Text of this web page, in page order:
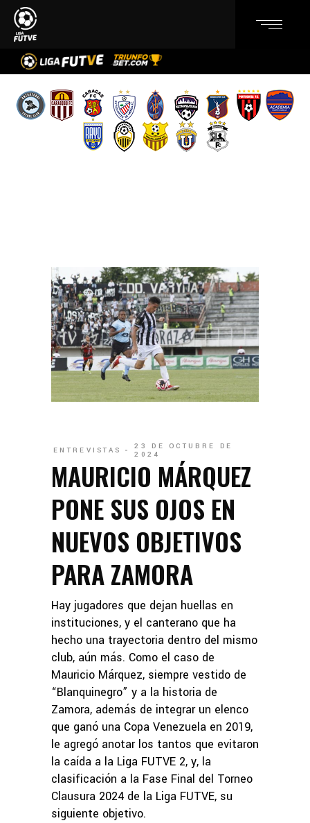
ENTREVISTAS
23 DE OCTUBRE DE
2024
MAURICIO MÁRQUEZ
PONE SUS OJOS EN
NUEVOS OBJETIVOS
PARA ZAMORA
Hay jugadores que dejan huellas en
instituciones, y el canterano que ha
hecho una trayectoria dentro del mismo
club, aún más. Como el caso de
Mauricio Márquez, siempre vestido de
“Blanquinegro” y a la historia de
Zamora, además de integrar un elenco
que ganó una Copa Venezuela en 2019,
le agregó anotar los tantos que evitaron
la caída a la Liga FUTVE 2, y, la
clasificación a la Fase Final del Torneo
Clausura 2024 de la Liga FUTVE, su
siguiente objetivo.